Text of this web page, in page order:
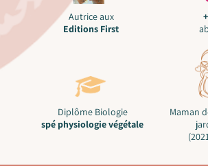
Autrice aux
Editions First
Diplôme Biologie
spé physiologie végétale
Maman